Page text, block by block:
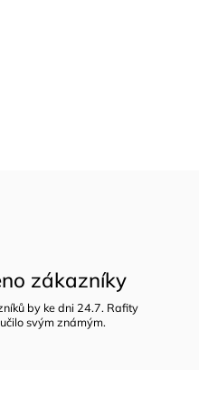
zákazníky
by ke dni 24.7. Rafity
svým známým.